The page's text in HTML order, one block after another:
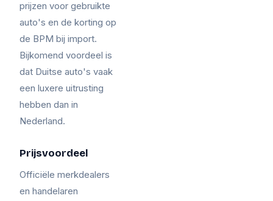
prijzen voor gebruikte
auto's en de korting op
de BPM bij import.
Bijkomend voordeel is
dat Duitse auto's vaak
een luxere uitrusting
hebben dan in
Nederland.
Prijsvoordeel
Officiële merkdealers
en handelaren